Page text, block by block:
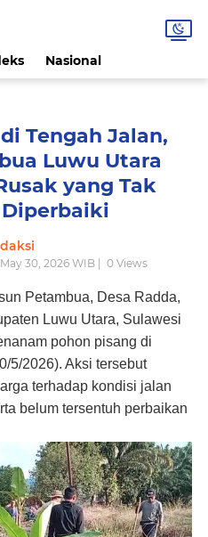
Nasional
Tengah Jalan,
Luwu Utara
yang Tak
30, 2026 WIB | 0Views
Petambua, Desa Radda,
Luwu Utara, Sulawesi
pohon pisang di
5/2026). Aksi tersebut
terhadap kondisi jalan
belum tersentuh perbaikan